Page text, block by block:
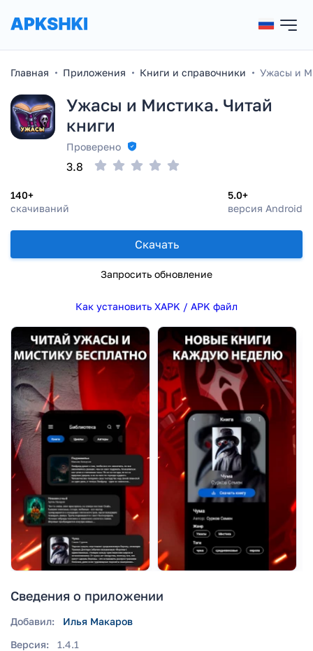
Главная Приложения Книги и справочники Ужасы и
Ужасы и Мистика. Читай
книги
Проверено
140+
скачиваний
5.0+
версия Android
3.8
Скачать
Запросить обновление
Как установить XAPK / APK файл
Сведения о приложении
Добавил:
Илья Макаров
Версия:
1.4.1